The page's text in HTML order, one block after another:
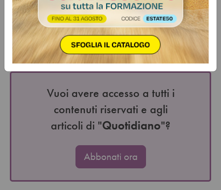
In vista della prossima stagione dichiarativa relativa al
periodo d'imposta 2024, imprese e professionisti sono
chiamati a prendere atto degli aggiornamenti riguardante
gli Indici Sintetici di Affidabilità fiscale (Isa). Infatti, con il
decreto del 31 marzo 2025 del viceministro dell'Economia
(da…
Vuoi avere accesso a tutti i
contenuti riservati e agli
articoli di "Quotidiano"?
Abbonati ora